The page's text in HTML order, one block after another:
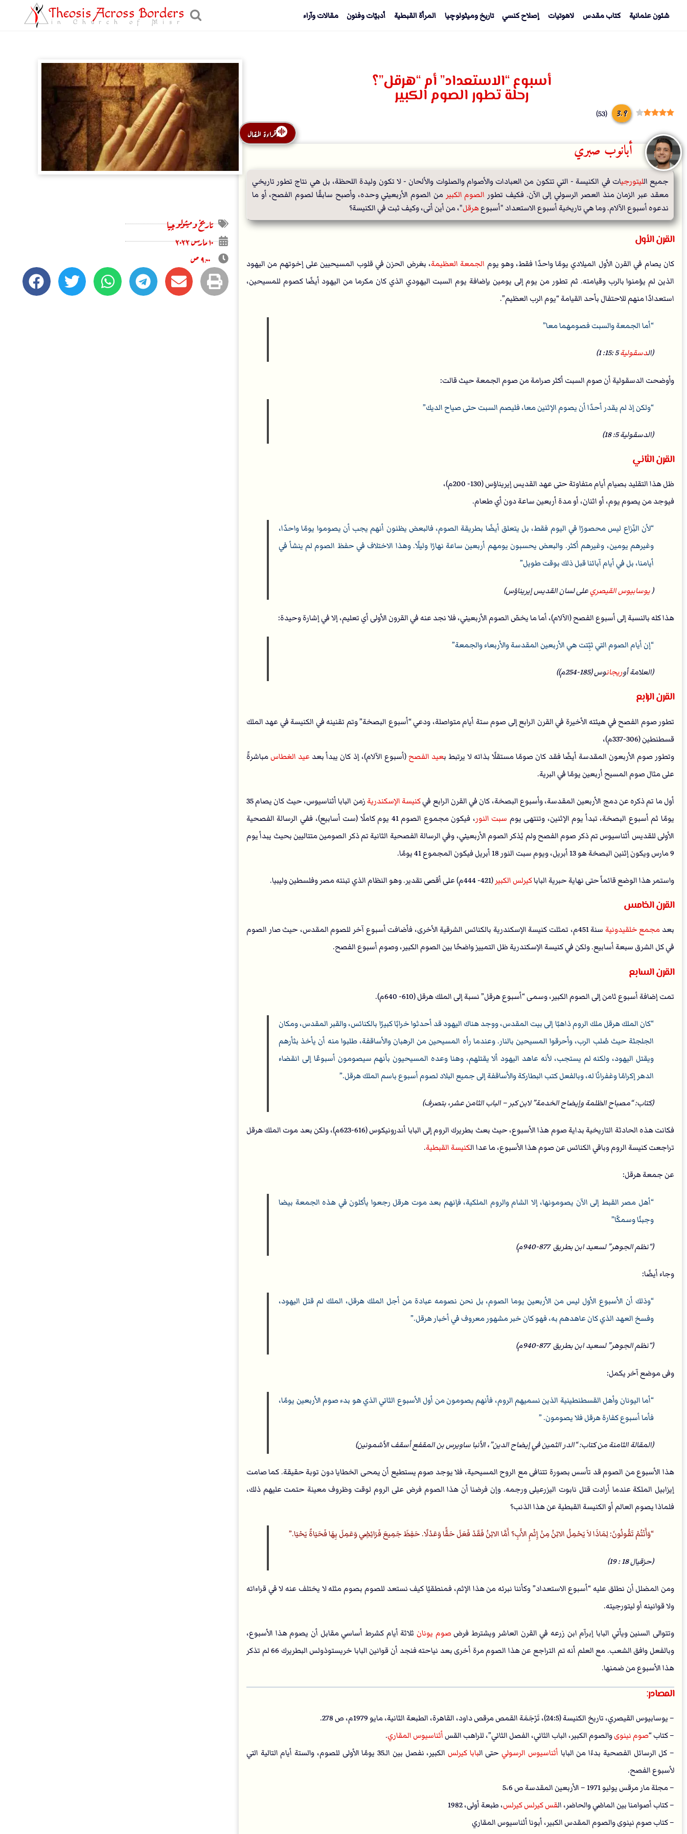
شئون علمانية كتاب مقدس لاهوتيات إصلاح كنسي تاريخ وميثولوچيا المرأة القبطية أدبيّات وفنون مقالات وآراء Theosis Across Borders
in Church of Misr
أسبوع “الاستعداد” أم “هرقل”؟
رحلة تطور الصوم الكبير
3.9
(
53
)
قراءة المقال
أبانوب صبري
جميع الليتورجي
معقد عبر الزمان منذ العصر الرسولي إلى الآن. فكيف تطور الصوم الكبير
ندعوه أسبوع الآلام. وما هي تاريخية أسبوع الاستعداد "أسبوع هرقل"، من أين أتى، وكيف ثبت في الكنيسة؟
القرن الأول
كان يصام في القرن الأول الميلادي يومًا واحدًا فقط، وهو يوم الجمعة العظيمة، بغرض الحزن في قلوب المسيحيين على إخوتهم من اليهود
الذين لم يؤمنوا بالرب وقيامته. ثم تطور من يوم إلى يومين بإضافة يوم السبت اليهودي الذي كان مكرما من اليهود أيضًا كصوم للمسيحين،
استعدادًا منهم للاحتفال بأحد القيامة “يوم الرب العظيم”.
أما الجمعة والسبت فصومهما معا
(الدسقولية5 :15: 1)
وأوضحت الدسقولية أن صوم السبت أكثر صرامة من صوم الجمعة حيث قالت:
ولكن إذ لم يقدر أحدًا أن يصوم الإثنين معا، فليصم السبت حتى صياح الديك
(الدسقولية 5: 18)
القرن الثاني
ظل هذا التقليد بصيام أيام متفاوتة حتى عهد القديس إيريناؤس (130- 200م)،
فيوجد من يصوم يوم، أو اثنان، أو مدة أربعين ساعة دون أي طعام.
لأن النِّزاع ليس محصورًا في اليوم فقط، بل يتعلق أيضًا بطريقة الصوم، فالبعض يظنون أنهم يجب أن يصوموا يومًا واحدًا،
وغيرهم يومين، وغيرهم أكثر. والبعض يحسبون يومهم أربعين ساعة نهارًا وليلًا. وهذا الاختلاف في حفظ الصوم لم ينشأ في
أيامنا، بل في أيام آبائنا قبل ذلك بوقت طويل
(يوسابيوس القيصريعلى لسان القديس إيريناؤس)
هذا كله بالنسبة إلى أسبوع الفصح (الآلام)، أما ما يخصّ الصوم الأربعيني، فلا نجد عنه في القرون الأولى أي تعليم، إلا في إشارة وحيدة:
إن أيام الصوم التي ثبِّتت هي الأربعين المقدسة والأربعاء والجمعة
(العلامة أوريجانوس (185-254م))
القرن الرابع
تطور صوم الفصح في هيئته الأخيرة في القرن الرابع إلى صوم ستة أيام متواصلة، ودعي “أسبوع البصخة” وتم تقنينه في الكنيسة في عهد الملك
قسطنطين (306-337م)،
وتطور صوم الأربعون المقدسة أيضًا فقد كان صومًا مستقلًا بذاته لا يرتبط بعيد الفصح(أسبوع الآلام)، إذ كان يبدأ بعد عيد الغطاسمباشرةً
على مثال صوم المسيح أربعين يومًا في البرية.
أول ما تم ذكره عن دمج الأربعين المقدسة، وأسبوع البصخة، كان في القرن الرابع فيكنيسة الإسكندرية
زمن البابا أثناسيوس، حيث كان يصام 35
يومًا ثم أسبوع البصخة، تبدأ يوم الإثنين، وتنتهى يوم سبت النور
، فيكون مجموع الصوم 41 يوم كاملًا (ست أسابيع)، ففي الرسالة الفصحية
الأولى للقديس أثناسيوس تم ذكر صوم الفصح ولم يُذكر الصوم الأربعيني، وفي الرسالة الفصحية الثانية تم ذكر الصومين متتاليين بحيث يبدأ يوم
9 مارس ويكون إثنين البصخة هو 13 أبريل، ويوم سبت النور 18 أبريل فيكون المجموع 41 يومًا.
واستمر هذا الوضع قائماً حتى نهاية حبرية الباباكيرلس الكبير (421- 444م) على أقصى تقدير. وهو النظام الذي تبنته مصر وفلسطين وليبيا.
القرن الخامس
بعد مجمع خلقيدونية
سنة 451م، تمثلت كنيسة الإسكندرية بالكنائس الشرقية الأخرى، فأضافت أسبوع آخر للصوم المقدس، حيث صار الصوم
في كل الشرق سبعة أسابيع. ولكن في كنيسة الإسكندرية ظل التمييز واضحًا بين الصوم الكبير، وصوم أسبوع الفصح.
القرن السابع
تمت إضافة أسبوع ثامن إلى الصوم الكبير، وسمى “أسبوع هرقل” نسبة إلى الملك هرقل (610- 640م).
كان الملك هرقل ملك الروم ذاهبًا إلى بيت المقدس، ووجد هناك اليهود قد أحدثوا خرابًا كبيرًا بالكنائس، والقبر المقدس، ومكان
الجلجثة حيث صُلب الرب، وأحرقوا المسيحين بالنار. وعندما رأه المسيحين من الرهبان والأساقفة، طلبوا منه أن يأخذ بثأرهم
ويقتل اليهود، ولكنه لم يستجب، لأنه عاهد اليهود ألا يقتلهم، وهنا وعده المسيحيون بأنهم سيصومون أسبوعًا إلى انقضاء
الدهر إكرامًا وغفرانًا له، وبالفعل كتب البطاركة والأساقفة إلى جميع البلاد لصوم أسبوع باسم الملك هرقل.
(كتاب: “مصباح الظلمة وإيضاح الخدمة” لابن كبر – الباب الثامن عشر، بتصرف)
فكانت هذه الحادثة التاريخية بداية صوم هذا الأسبوع، حيث بعث بطريرك الروم إلى البابا أندرونيكوس (616-623م)، ولكن بعد موت الملك هرقل
تراجعت كنيسة الروم وباقي الكنائس عن صوم هذا الأسبوع، ما عدا الكنيسة القبطية.
عن جمعة هرقل:
أهل مصر القبط إلى الآن يصومونها، إلا الشام والروم الملكية، فإنهم بعد موت هرقل رجعوا يأكلون في هذه الجمعة بيضا
وجبنًا وسمكًا
(“نظم الجوهر” لسعيد ابن بطريق 877-940م)
وجاء أيضًا:
وذلك أن الأسبوع الأول ليس من الأربعين يوما الصوم، بل نحن نصومه عبادة من أجل الملك هرقل، الملك لم قتل اليهود،
وفسخ العهد الذي كان عاهدهم به، فهو كان خبر مشهور معروف في أخبار هرقل.
(“نظم الجوهر” لسعيد ابن بطريق 877-940م)
وفى موضع آخر يكمل:
أما اليونان وأهل القسطنطينية الذين نسميهم الروم، فأنهم يصومون من أول الأسبوع الثاني الذي هو بدء صوم الأربعين يومًا،
فأما أسبوع كفارة هرقل فلا يصومون.
(المقالة الثامنة من كتاب: “الدر الثمين في إيضاح الدين”، الأنبا ساويرس بن المقفع أسقف الأشمونين)
هذا الأسبوع من الصوم قد تأسس بصورة تتنافى مع الروح المسيحية، فلا يوجد صوم يستطيع أن يمحى الخطايا دون توبة حقيقة. كما صامت
إيزابيل الملكة عندما أرادت قتل نابوت اليزرعيلى ورجمه. وإن فرضنا أن هذا الصوم فرض على الروم لوقت وظروف معينة حتمت عليهم ذلك،
فلماذا يصوم العالم أو الكنيسة القبطية عن هذا الذنب؟
وَأَنْتُمْ تَقُولُونَ: لِمَاذَا لاَ يَحْمِلُ الابْنُ مِنْ إِثْمِ الأَبِ؟ أَمَّا الابْنُ فَقَدْ فَعَلَ حَقًّا وَعَدْلًا. حَفِظَ جَمِيعَ فَرَائِضِي وَعَمِلَ بِهَا فَحَيَاةً يَحْيَا.
(حزقيال 18 : 19)
ومن المضلل أن نطلق عليه “أسبوع الاستعداد” وكأننا نبرئه من هذا الإثم، فمنطقيًا كيف نستعد للصوم بصوم مثله لا يختلف عنه لا في قراءاته
ولا قوانينه أو ليتورجيته.
وتتوالى السنين ويأتي البابا إبرآم ابن زرعه في القرن العاشر ويشترط فرضصوم يونان ثلاثة أيام كشرط أساسي مقابل أن يصوم هذا الأسبوع،
وبالفعل وافق الشعب. مع العلم أنه تم التراجع عن هذا الصوم مرة أخرى بعد نياحته فنجد أن قوانين البابا خريستوذولس البطريرك 66 لم تذكر
هذا الأسبوع من ضمنها.
المصادر:
– يوسابيوس القيصري، تاريخ الكنيسة (24:5)، تَرْجَمَة القمص مرقص داود، القاهرة، الطبعة الثانية، مايو 1979م، ص 278.
– كتاب “صوم نينوىوالصوم الكبير، الباب الثاني، الفصل الثاني”، للراهب القس أثناسيوس المقاري.
– كل الرسائل الفصحية بدءًا من البابا أثناسيوس الرسوليحتى البابا كيرلس
الكبير، نفصل بين الـ35 يومًا الأولى للصوم، والستة أيام التالية التي
لأسبوع الفصح.
– مجلة مار مرقس يوليو 1971 – الأربعين المقدسة ص 5،6
– كتاب أصوامنا بين الماضي والحاضر، القس كيرلس كيرلس، طبعة أولى، 1982
– كتاب صوم نينوى والصوم المقدس الكبير، أبونا أثناسيوس المقاري
تاريخ وميثولوچيا
۱۰ مارس ۲۰۲۲
۹:۰۰ ص